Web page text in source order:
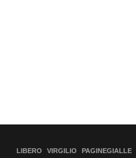
LIBERO VIRGILIO PAGINEGIALLE